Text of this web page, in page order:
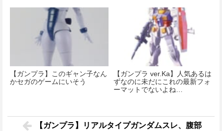
【ガンプラ】このギャン子なん
かセガのゲームにいそう
【ガンプラ ver.Ka】人気あるは
ずなのに未だにこれの最新フォ
ーマットでないよね…
【ガンプラ】リアルタイプガンダムスレ、腹部